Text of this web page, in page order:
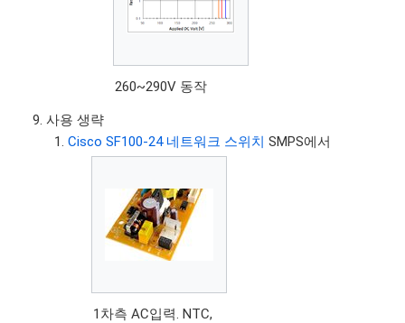
260~290V 동작
사용 생략
Cisco SF100-24 네트워크 스위치 SMPS에서
1차측 AC입력. NTC,